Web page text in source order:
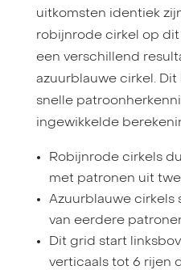
uitkomsten identiek
robijnrode cirkel op
een verschillend
azuurblauwe cirkel.
snelle
ingewikkelde
Robijnrode cirkels
met patronen uit
Azuurblauwe cirkels
van eerdere
Dit grid start
verticaals tot 6 rijen